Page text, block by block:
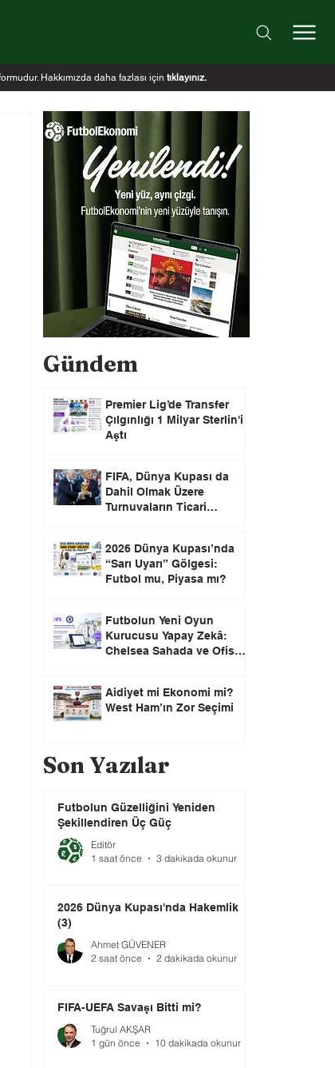
Hakkımızda daha fazlası için tıklayınız.
Gündem
Premier Lig’de Transfer
Çılgınlığı 1 Milyar Sterlin'i
Aştı
FIFA, Dünya Kupası da
Dahil Olmak Üzere
Turnuvaların Ticari
2026 Dünya Kupası’nda
“Sarı Uyarı” Gölgesi:
Futbol mu, Piyasa mı?
Futbolun Yeni Oyun
Kurucusu Yapay Zekâ:
Chelsea Sahada ve Ofiste
Aidiyet mi Ekonomi mi?
West Ham’ın Zor Seçimi
Son Yazılar
Futbolun Güzelliğini Yeniden
Şekillendiren Üç Güç
Editör
1 saat önce
3 dakikada okunur
2026 Dünya Kupası'nda Hakemlik
(3)
Ahmet GÜVENER
2 saat önce
2 dakikada okunur
FIFA-UEFA Savaşı Bitti mi?
Tuğrul AKŞAR
1 gün önce
10 dakikada okunur